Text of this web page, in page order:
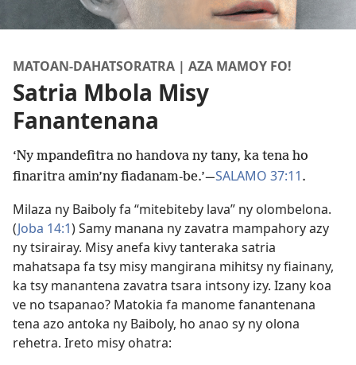
MATOAN-DAHATSORATRA | AZA MAMOY FO!
Satria Mbola Misy
Fanantenana
‘Ny mpandefitra no handova ny tany, ka tena ho
finaritra amin’ny fiadanam-be.’—SALAMO 37:11 .
Milaza ny Baiboly fa “mitebiteby lava” ny olombelona.
(Joba 14:1) Samy manana ny zavatra mampahory azy
ny tsirairay. Misy anefa kivy tanteraka satria
mahatsapa fa tsy misy mangirana mihitsy ny fiainany,
ka tsy manantena zavatra tsara intsony izy. Izany koa
ve no tsapanao? Matokia fa manome fanantenana
tena azo antoka ny Baiboly, ho anao sy ny olona
rehetra. Ireto misy ohatra: